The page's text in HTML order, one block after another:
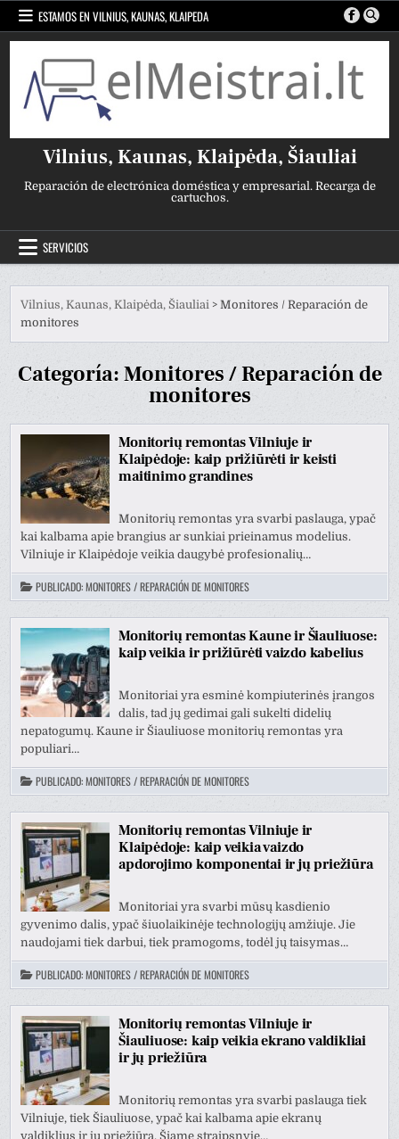
contenido
ESTAMOS EN VILNIUS, KAUNAS, KLAIPEDA
Vilnius, Kaunas, Klaipėda, Šiauliai
Reparación de electrónica doméstica y empresarial. Recarga de
cartuchos.
SERVICIOS
Vilnius, Kaunas, Klaipėda, Šiauliai >Monitores / Reparación de
monitores
Categoría:Monitores / Reparación de
monitores
Monitorių remontas Vilniuje ir
Klaipėdoje: kaip prižiūrėti ir keisti
maitinimo grandines
Monitorių remontas yra svarbi paslauga, ypač
kai kalbama apie brangius ar sunkiai prieinamus modelius.
Vilniuje ir Klaipėdoje veikia daugybė profesionalių…
PUBLICADO:MONITORES / REPARACIÓN DE MONITORES
Monitorių remontas Kaune ir Šiauliuose:
kaip veikia ir prižiūrėti vaizdo kabelius
Monitoriai yra esminė kompiuterinės įrangos
dalis, tad jų gedimai gali sukelti didelių
nepatogumų. Kaune ir Šiauliuose monitorių remontas yra
populiari…
PUBLICADO:MONITORES / REPARACIÓN DE MONITORES
Monitorių remontas Vilniuje ir
Klaipėdoje: kaip veikia vaizdo
apdorojimo komponentai ir jų priežiūra
Monitoriai yra svarbi mūsų kasdienio
gyvenimo dalis, ypač šiuolaikinėje technologijų amžiuje. Jie
naudojami tiek darbui, tiek pramogoms, todėl jų taisymas…
PUBLICADO:MONITORES / REPARACIÓN DE MONITORES
Monitorių remontas Vilniuje ir
Šiauliuose: kaip veikia ekrano valdikliai
ir jų priežiūra
Monitorių remontas yra svarbi paslauga tiek
Vilniuje, tiek Šiauliuose, ypač kai kalbama apie ekranų
valdiklius ir jų priežiūrą. Šiame straipsnyje…